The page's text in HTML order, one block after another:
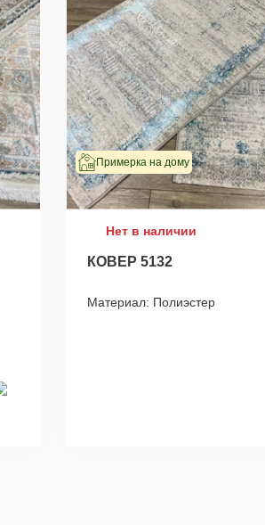
Примерка на дому
Нет в наличии
КОВЕР 5132
Материал: Полиэстер